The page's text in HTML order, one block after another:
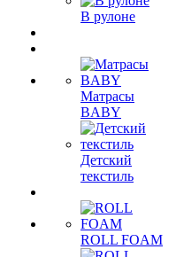
В рулоне
Матрасы
BABY
Детский
текстиль
ROLL FOAM